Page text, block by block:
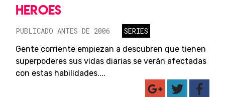
HEROES
PUBLICADO ANTES DE 2006
SERIES
Gente corriente empiezan a descubren que tienen
superpoderes sus vidas diarias se verán afectadas
con estas habilidades....